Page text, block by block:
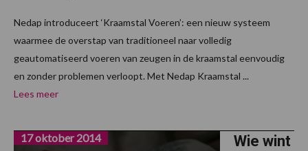
Nedap introduceert ‘Kraamstal Voeren’: een nieuw systeem
waarmee de overstap van traditioneel naar volledig
geautomatiseerd voeren van zeugen in de kraamstal eenvoudig
en zonder problemen verloopt. Met Nedap Kraamstal ...
Lees meer
Wie wint
17 oktober 2014